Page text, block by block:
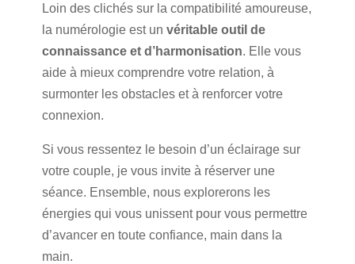
Loin des clichés sur la compatibilité amoureuse,
la numérologie est un véritable outil de
connaissance et d’harmonisation. Elle vous
aide à mieux comprendre votre relation, à
surmonter les obstacles et à renforcer votre
connexion.
Si vous ressentez le besoin d’un éclairage sur
votre couple, je vous invite à réserver une
séance. Ensemble, nous explorerons les
énergies qui vous unissent pour vous permettre
d’avancer en toute confiance, main dans la
main.